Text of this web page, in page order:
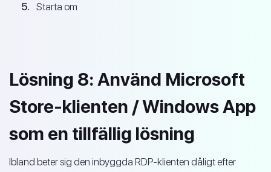
Starta om
Lösning 8: Använd Microsoft
Store-klienten / Windows App
som en tillfällig lösning
Ibland beter sig den inbyggda RDP-klienten dåligt efter